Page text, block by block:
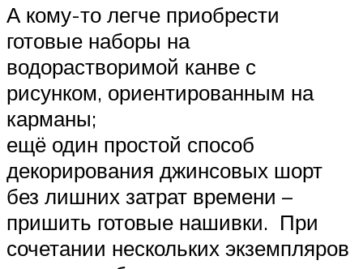
А кому-то легче приобрести
готовые наборы на
водорастворимой канве с
рисунком, ориентированным на
карманы;
ещё один простой способ
декорирования джинсовых шорт
без лишних затрат времени –
пришить готовые нашивки. При
сочетании нескольких экземпляров